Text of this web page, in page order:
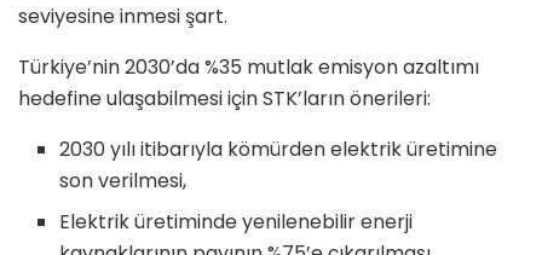
seviyesine inmesi şart.
Türkiye’nin 2030’da %35 mutlak emisyon azaltımı
hedefine ulaşabilmesi için STK’ların önerileri:
2030 yılı itibarıyla kömürden elektrik üretimine
son verilmesi,
Elektrik üretiminde yenilenebilir enerji